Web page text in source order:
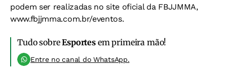
podem ser realizadas no site oficial da FBJJMMA,
www.fbjjmma.com.br/eventos.
Tudo sobreEsportesem primeira mão!
Entre no canal do WhatsApp.